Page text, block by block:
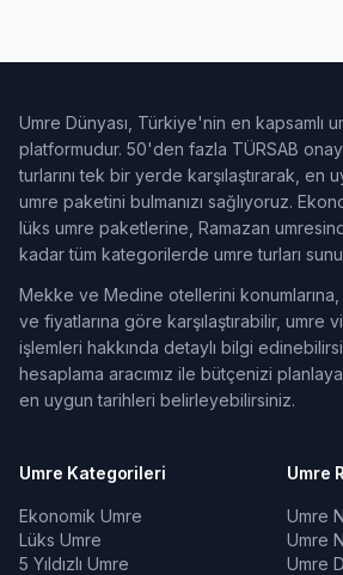
Umre Dünyası, Türkiye'nin en kapsamlı
platformudur. 50'den fazla TÜRSAB
turlarını tek bir yerde karşılaştırarak, en
umre paketini bulmanızı sağlıyoruz.
lüks umre paketlerine, Ramazan
kadar tüm kategorilerde umre turları
Mekke ve Medine otellerini konumlarına,
ve fiyatlarına göre karşılaştırabilir, umre
işlemleri hakkında detaylı bilgi
hesaplama aracımız ile bütçenizi
en uygun tarihleri belirleyebilirsiniz.
Umre Kategorileri
Ekonomik Umre
Lüks Umre
5 Yıldızlı Umre
Umre
Umre
Umre
Umre